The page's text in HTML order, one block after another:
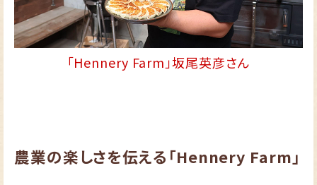
「Hennery Farm」坂尾英彦さん
農業の楽しさを伝える「Hennery Farm」